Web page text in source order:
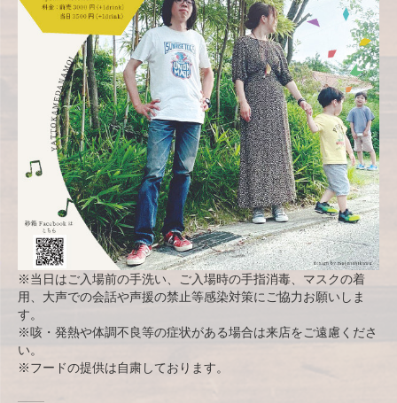
※当日はご入場前の手洗い、ご入場時の手指消毒、マスクの着
用、大声での会話や声援の禁止等感染対策にご協力お願いしま
す。
※咳・発熱や体調不良等の症状がある場合は来店をご遠慮くださ
い。
※フードの提供は自粛しております。